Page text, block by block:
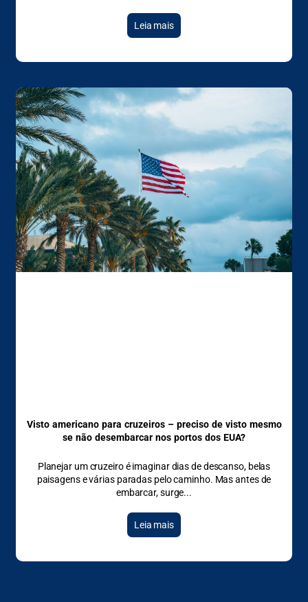
Leia mais
Visto americano para cruzeiros – preciso de visto mesmo
se não desembarcar nos portos dos EUA?
Planejar um cruzeiro é imaginar dias de descanso, belas
paisagens e várias paradas pelo caminho. Mas antes de
embarcar, surge
Leia mais